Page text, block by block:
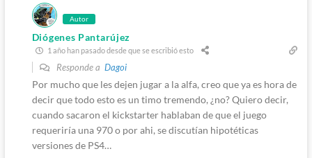
Autor
Diógenes Pantarújez
1 año han pasado desde que se escribió esto
Responde a Dagoi
Por mucho que les dejen jugar a la alfa, creo que ya es hora de
decir que todo esto es un timo tremendo, ¿no? Quiero decir,
cuando sacaron el kickstarter hablaban de que el juego
requeriría una 970 o por ahi, se discutían hipotéticas
versiones de PS4…